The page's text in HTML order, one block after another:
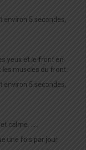
environ 5 secondes,
yeux et le front en
muscles du front.
environ 5 secondes,
calme…….
une fois par jour.